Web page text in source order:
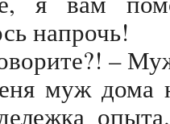
напрочь!
–
муж дома